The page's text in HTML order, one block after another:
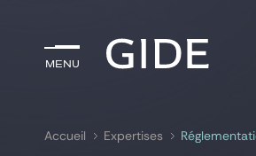
Menu
Menu
Accueil Expertises